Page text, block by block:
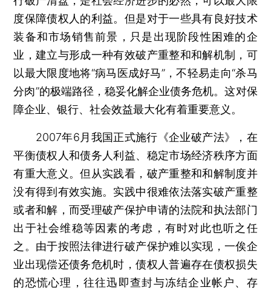
度保障债权人的利益。但是对于一些具有良好技术
装备和市场销售前景，只是出现阶段性困难的企
业，建立与形成一种有效破产重整和和解机制，可
以最大限度地将“病马医成好马”，不轻易走向“杀马
分肉”的极端路径，稳妥化解企业债务危机。这对保
障企业、银行、社会效益最大化有着重要意义。
2007年6月我国正式施行《企业破产法》，在
平衡债权人和债务人利益、稳定市场经济秩序方面
有重大意义。但从实践看，破产重整和和解制度并
没有得到有效实施。实践中很难依法落实破产重整
或者和解，而受理破产保护申请的法院和执法部门
出于社会维稳等因素的考虑，有时对此也听之任
之。由于按照法律进行破产保护难以实现，一俟企
业出现偿还债务危机时，债权人普遍存在债权损失
的恐慌心理，往往迅即查封与冻结企业帐户、存